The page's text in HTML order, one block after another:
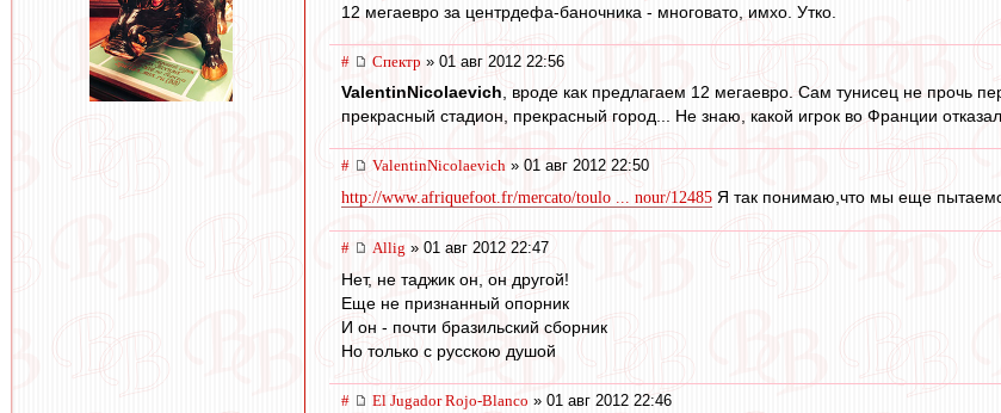
12 мегаевро за центрдефа-баночника - многовато, имхо. Утко.
# Спектр » 01 авг 2012 22:56
ValentinNicolaevich, вроде как предлагаем 12 мегаевро. Сам тунисец не прочь
прекрасный стадион, прекрасный город... Не знаю, какой игрок во Франции
# ValentinNicolaevich » 01 авг 2012 22:50
http://www.afriquefoot.fr/mercato/toulo ... nour/12485 Я так понимаю,что мы еще
# Allig » 01 авг 2012 22:47
Нет, не таджик он, он другой!
Еще не признанный опорник
И он - почти бразильский сборник
Но только с русскою душой
# El Jugador Rojo-Blanco » 01 авг 2012 22:46